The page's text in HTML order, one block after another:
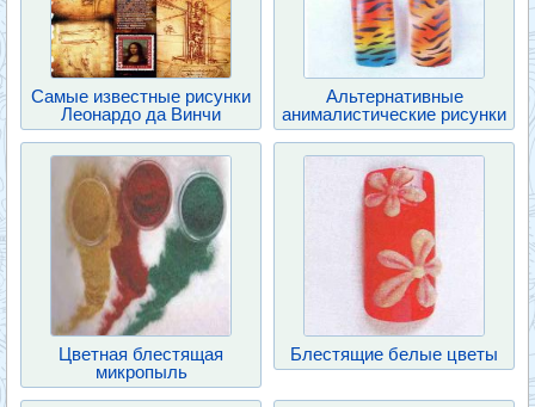
Самые известные рисунки
Леонардо да Винчи
Альтернативные
анималистические рисунки
Цветная блестящая
микропыль
Блестящие белые цветы